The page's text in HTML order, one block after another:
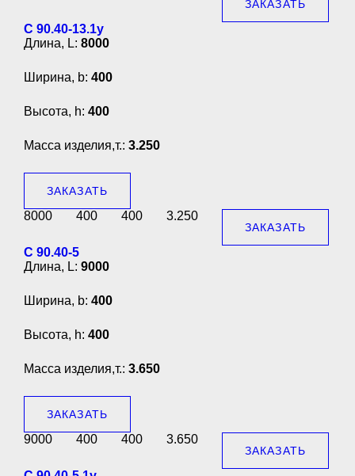
ЗАКАЗАТЬ
С 90.40-13.1у
Длина, L: 8000
Ширина, b: 400
Высота, h: 400
Масса изделия,т.: 3.250
ЗАКАЗАТЬ
8000 400 400 3.250
ЗАКАЗАТЬ
С 90.40-5
Длина, L: 9000
Ширина, b: 400
Высота, h: 400
Масса изделия,т.: 3.650
ЗАКАЗАТЬ
9000 400 400 3.650
ЗАКАЗАТЬ